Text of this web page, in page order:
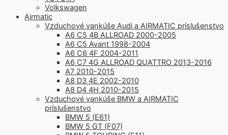
Volkswagen
Airmatic
Vzduchové vankúše Audi a AIRMATIC príslušenstvo
A6 C5 4B ALLROAD 2000-2005
A6 C5 Avant 1998-2004
A6 C6 4F 2004-2011
A6 C7 4G ALLROAD QUATTRO 2013-2016
A7 2010-2015
A8 D3 4E 2002-2010
A8 D4 4H 2010-2015
Vzduchové vankúše BMW a AIRMATIC
príslušenstvo
BMW 5 (E61)
BMW 5 GT (F07)